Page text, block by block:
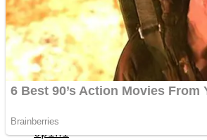
Figur
Budaya
Opini